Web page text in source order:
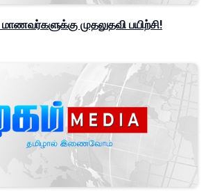
முதலுதவி பயிற்சி!